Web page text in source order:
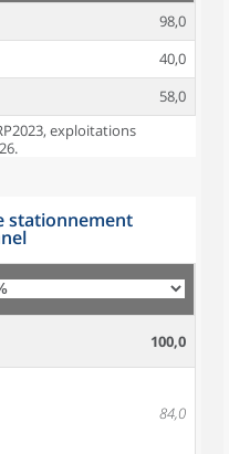
98,0
40,0
58,0
exploitations
stationnement
100,0
84,0